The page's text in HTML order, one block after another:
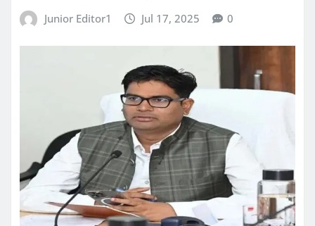
Junior Editor1 Jul 17, 2025 0